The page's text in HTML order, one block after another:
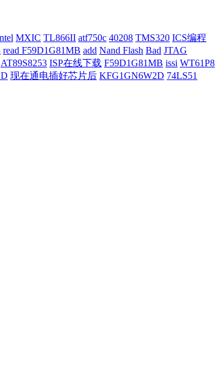
MXIC TL866II atf750c 40208 TMS320 ICS编程
read F59D1G81MB add Nand Flash Bad JTAG
AT89S8253 ISP在线下载 F59D1G81MB issi WT61P8
现在通电插好芯片后 KFG1GN6W2D 74LS51